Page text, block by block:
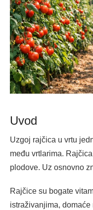
Uvod
Uzgoj rajčica u vrtu
među vrtlarima.
plodove. Uz osnovno
Rajčice su bogate
istraživanjima,